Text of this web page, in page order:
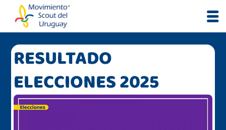
content
RESULTADO
ELECCIONES 2025